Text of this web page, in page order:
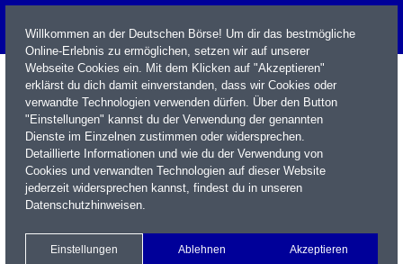
Name / WKN / ISIN / Kürzel
Xetra Realtime
Watchlist Portfolio Login
Willkommen an der Deutschen Börse! Um dir das bestmögliche
Online-Erlebnis zu ermöglichen, setzen wir auf unserer
Webseite Cookies ein. Mit dem Klicken auf "Akzeptieren"
erklärst du dich damit einverstanden, dass wir Cookies oder
verwandte Technologien verwenden dürfen. Über den Button
"Einstellungen" kannst du der Verwendung der genannten
Dienste im Einzelnen zustimmen oder widersprechen.
Detaillierte Informationen und wie du der Verwendung von
Cookies und verwandten Technologien auf dieser Website
jederzeit widersprechen kannst, findest du in unseren
Datenschutzhinweisen.
Einstellungen Ablehnen Akzeptieren